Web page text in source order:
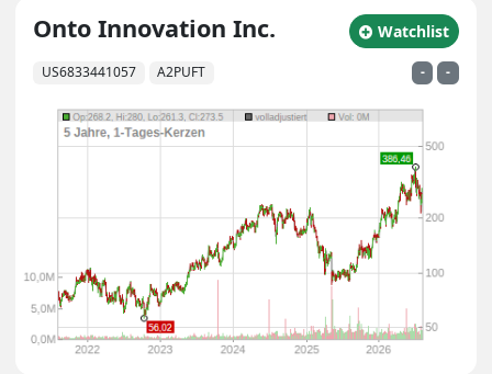
zu Watchlist
Watchlist
Onto Innovation Inc.
US6833441057 A2PUFT - -